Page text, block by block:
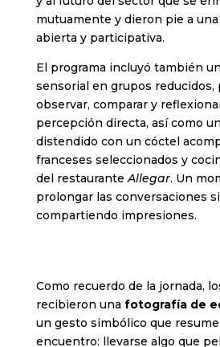
mutuamente y dieron pie a
abierta y participativa.
El programa incluyó también
sensorial en grupos reducidos,
observar, comparar y
percepción directa, así como
distendido con un cóctel
franceses seleccionados y
del restauranteAllegar. Un
prolongar las conversaciones
compartiendo impresiones.
Como recuerdo de la jornada,
recibieron una fotografía de
un gesto simbólico que
encuentro: llevarse algo que